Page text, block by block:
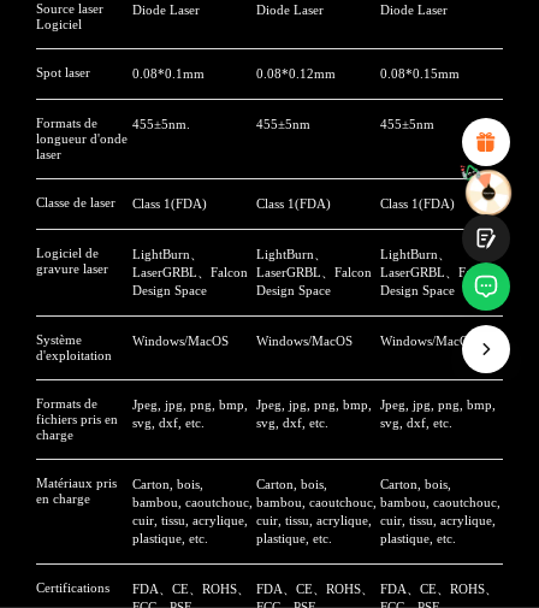
Source laser
Logiciel
Diode Laser Diode Laser Diode Laser
Spot laser 0.08*0.1mm 0.08*0.12mm 0.08*0.15mm
Formats de
longueur d'onde
laser
455±5nm. 455±5nm 455±5nm
Classe de laser Class 1(FDA) Class 1(FDA) Class 1(FDA)
Logiciel de
gravure laser
LightBurn、
LaserGRBL、Falcon
Design Space
LightBurn、
LaserGRBL、Falcon
Design Space
LightBurn、
LaserGRBL、Falcon
Design Space
Système
d'exploitation
Windows/MacOS Windows/MacOS Windows/MacOS
Formats de
fichiers pris en
charge
Jpeg, jpg, png, bmp,
svg, dxf, etc.
Jpeg, jpg, png, bmp,
svg, dxf, etc.
Jpeg, jpg, png, bmp,
svg, dxf, etc.
Matériaux pris
en charge
Carton, bois,
bambou, caoutchouc,
cuir, tissu, acrylique,
plastique, etc.
Carton, bois,
bambou, caoutchouc,
cuir, tissu, acrylique,
plastique, etc.
Carton, bois,
bambou, caoutchouc,
cuir, tissu, acrylique,
plastique, etc.
Certifications
FDA、CE、ROHS、
FDA、CE、ROHS、
FDA、CE、ROHS、
Design visuel attractif
Recommandations de produits appropriées
Navigation et catégories claires